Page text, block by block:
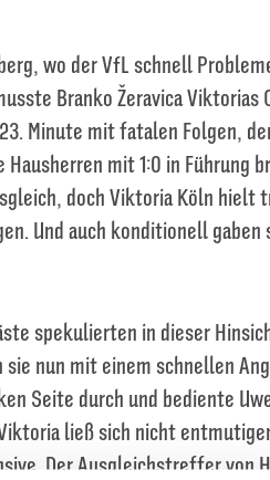
wo der VfL schnell
Branko Žeravica
Minute mit fatalen Folgen,
Hausherren mit 1:0 in Führung
doch Viktoria Köln
Und auch konditionell
spekulierten in dieser
sie nun mit einem schnellen
Seite durch und bediente
ließ sich nicht
Der Ausgleichstreffer von